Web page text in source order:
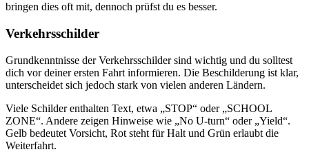
bringen dies oft mit, dennoch prüfst du es besser.
Verkehrsschilder
Grundkenntnisse der Verkehrsschilder sind wichtig und du solltest
dich vor deiner ersten Fahrt informieren. Die Beschilderung ist klar,
unterscheidet sich jedoch stark von vielen anderen Ländern.
Viele Schilder enthalten Text, etwa „STOP“ oder „SCHOOL
ZONE“. Andere zeigen Hinweise wie „No U-turn“ oder „Yield“.
Gelb bedeutet Vorsicht, Rot steht für Halt und Grün erlaubt die
Weiterfahrt.